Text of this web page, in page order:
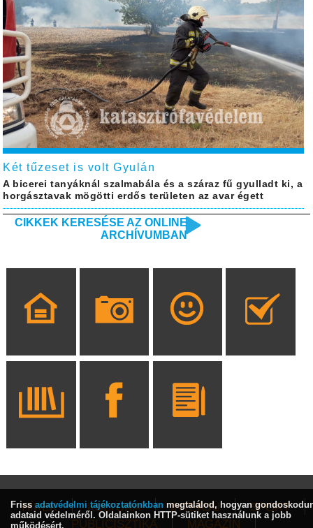
Két tűzeset is volt Gyulán
A bicerei tanyáknál szalmabála és a száraz fű gyulladt ki, a
horgásztavak mögötti erdős területen az avar égett
CIKKEK KERESÉSE AZ ONLINE
ARCHÍVUMBAN
HÍREK KULTÚRA INTERJÚ
SPORT
PUBLICISZTIKA
MAGAZIN
Friss adatvédelmi tájékoztatónkban megtalálod, hogyan
adataid védelméről. Oldalainkon HTTP-sütiket használunk a jobb
működésért.